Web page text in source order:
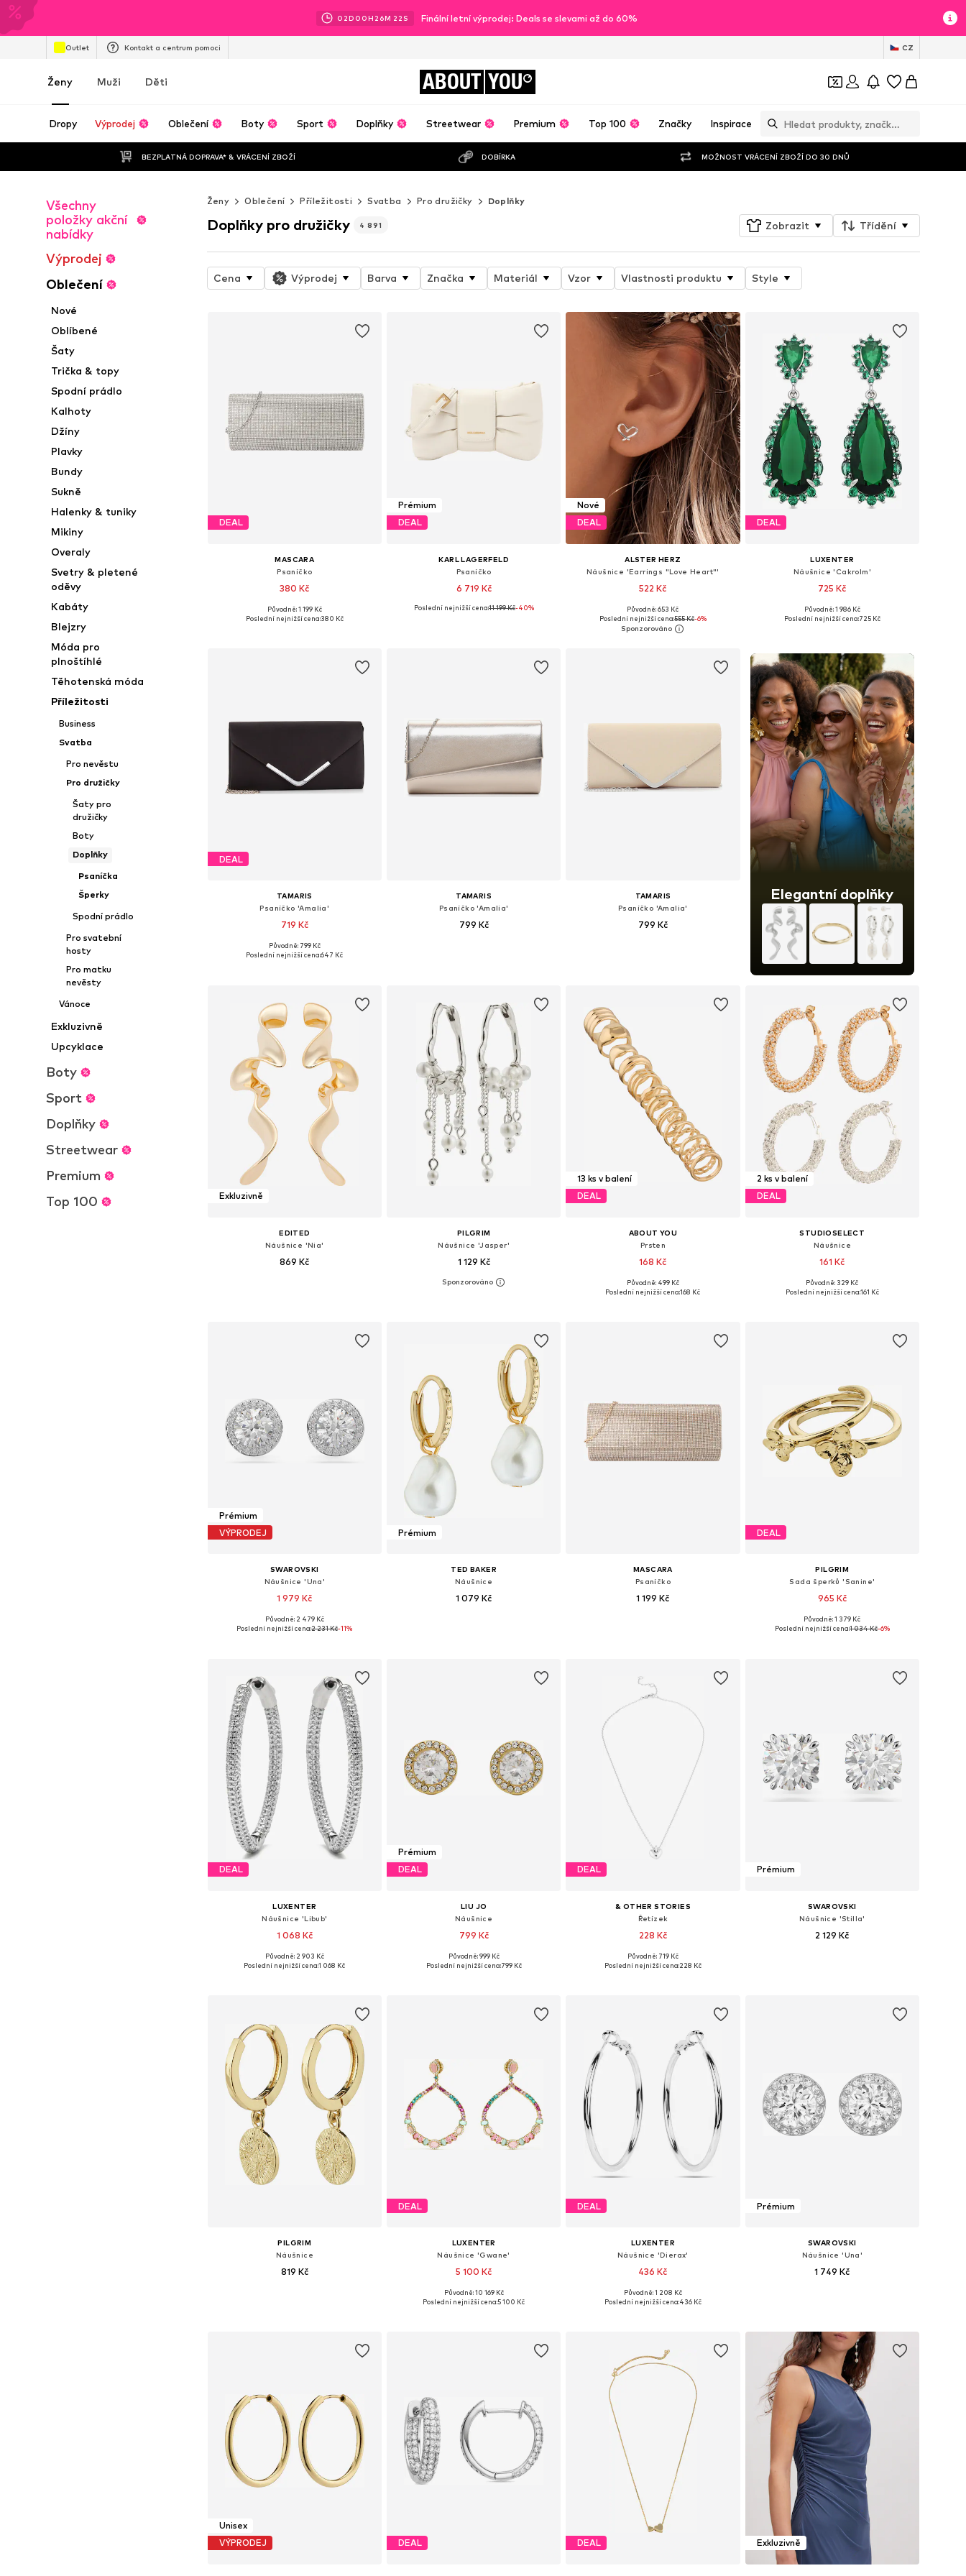
02D 00H 26M 21 S Finální letní výprodej: Deals se slevami až do 60%
Outlet Kontakt a centrum pomoci CZ
Ženy Muži Děti ABOUT YOU
Dropy Výprodej Oblečení Boty Sport Doplňky Streetwear Premium Top 100 Značky Inspirace
BEZPLATNÁ DOPRAVA* & VRÁCENÍ ZBOŽÍ DOBÍRKA MOŽNOST VRÁCENÍ ZBOŽÍ DO 30 DNŮ
Všechny
položky akční
nabídky
Výprodej
Oblečení
Nové
Oblíbené
Šaty
Trička & topy
Spodní prádlo
Kalhoty
Džíny
Plavky
Bundy
Sukně
Halenky & tuniky
Mikiny
Overaly
Svetry & pletené
oděvy
Kabáty
Blejzry
Móda pro
plnoštíhlé
Těhotenská móda
Příležitosti
Business
Svatba
Pro nevěstu
Pro družičky
Šaty pro
družičky
Boty
Doplňky
Psaníčka
Šperky
Spodní prádlo
Pro svatební
hosty
Pro matku
nevěsty
Vánoce
Exkluzivně
Upcyklace
Boty
Sport
Doplňky
Streetwear
Premium
Top 100
Ženy Oblečení Příležitosti Svatba Pro družičky Doplňky
Doplňky pro družičky 4 891 Zobrazit Třídění
Cena Výprodej Barva Značka Materiál Vzor Vlastnosti produktu Style
DEAL
MASCARA
Psaníčko
380 Kč
Dostupné velikosti: One Size
Původně: 1 199 Kč
Poslední nejnižší cena:380 Kč
Prémium
DEAL
KARL LAGERFELD
Psaníčko
6 719 Kč
Dostupné velikosti: One Size
Poslední nejnižší cena:11 199 Kč-40%
Nové
DEAL
ALSTER HERZ
Náušnice 'Earrings "Love Heart"'
522 Kč
Dostupné velikosti: One Size
Přidat do košíku
Původně: 653 Kč
Poslední nejnižší cena:555 Kč-6%
DEAL
LUXENTER
Náušnice 'Cakrolm'
725 Kč
Dostupné velikosti: One Size
Původně: 1 986 Kč
Poslední nejnižší cena:725 Kč
DEAL
TAMARIS
Psaníčko 'Amalia'
719 Kč
Dostupné velikosti: One Size
Původně: 799 Kč
Poslední nejnižší cena:647 Kč
TAMARIS
Psaníčko 'Amalia'
799 Kč
TAMARIS
Psaníčko 'Amalia'
799 Kč
Elegantní doplňky
Exkluzivně
EDITED
Náušnice 'Nia'
869 Kč
PILGRIM
Náušnice 'Jasper'
1 129 Kč
Dostupné velikosti: One Size
13 ks v balení
DEAL
ABOUT YOU
Prsten
168 Kč
Dostupné velikosti: 50-60
Původně: 499 Kč
Poslední nejnižší cena:168 Kč
2 ks v balení
DEAL
STUDIOSELECT
Náušnice
161 Kč
Dostupné velikosti: One Size
Původně: 329 Kč
Poslední nejnižší cena:161 Kč
Prémium
VÝPRODEJ
SWAROVSKI
Náušnice 'Una'
1 979 Kč
Dostupné velikosti: One Size
Původně: 2 479 Kč
Poslední nejnižší cena:2 231 Kč-11%
Prémium
TED BAKER
Náušnice
1 079 Kč
MASCARA
Psaníčko
1 199 Kč
DEAL
PILGRIM
Sada šperků 'Sanine'
965 Kč
Dostupné velikosti: One Size
Původně: 1 379 Kč
Poslední nejnižší cena:1 034 Kč-6%
DEAL
LUXENTER
Náušnice 'Libub'
1 068 Kč
Dostupné velikosti: One Size
Původně: 2 903 Kč
Poslední nejnižší cena:1 068 Kč
Prémium
DEAL
LIU JO
Náušnice
799 Kč
Dostupné velikosti: One Size
Původně: 999 Kč
Poslední nejnižší cena:799 Kč
DEAL
& OTHER STORIES
Řetízek
228 Kč
Dostupné velikosti: One Size
Původně: 719 Kč
Poslední nejnižší cena:228 Kč
Prémium
SWAROVSKI
Náušnice 'Stilla'
2 129 Kč
PILGRIM
Náušnice
819 Kč
DEAL
LUXENTER
Náušnice 'Gwane'
5 100 Kč
Dostupné velikosti: One Size
Původně: 10 169 Kč
Poslední nejnižší cena:5 100 Kč
DEAL
LUXENTER
Náušnice 'Dierax'
436 Kč
Dostupné velikosti: One Size
Původně: 1 208 Kč
Poslední nejnižší cena:436 Kč
Prémium
SWAROVSKI
Náušnice 'Una'
1 749 Kč
Unisex
VÝPRODEJ
DEAL DEAL Exkluzivně